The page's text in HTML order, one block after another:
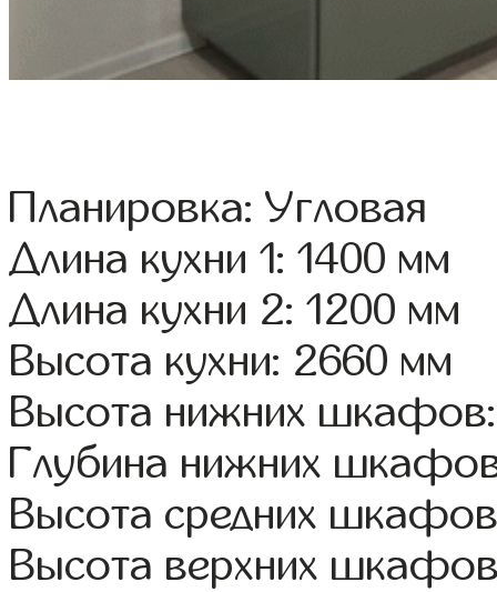
Планировка: Угловая
Длина кухни 1: 1400 мм
Длина кухни 2: 1200 мм
Высота кухни: 2660 мм
Высота нижних
Глубина нижних
Высота средних
Высота верхних